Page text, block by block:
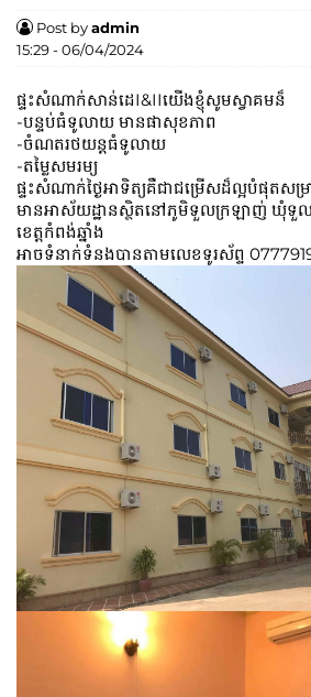
Post byadmin
15:29 - 06/04/2024
ផ្ទះសំណាក់សាន់ដេI&IIយើងខ្ញុំសូមស្វាគមន៏
-បន្ទប់ធំទូលាយ មានផាសុខភាព
-ចំណតរថយន្តធំទូលាយ
-តម្លៃសមរម្យ
ផ្ទះសំណាក់ថ្ងៃអាទិត្យគឺជាជម្រើសដ៏ល្អបំផុតសម្
មានអាស័យដ្ឋានស្ថិតនៅភូមិទួលក្រឡាញ់ ឃុំទួល
ខេត្តកំពង់ឆ្នាំង
អាចទំនាក់ទំនងបានតាមលេខទូរស័ព្ទ